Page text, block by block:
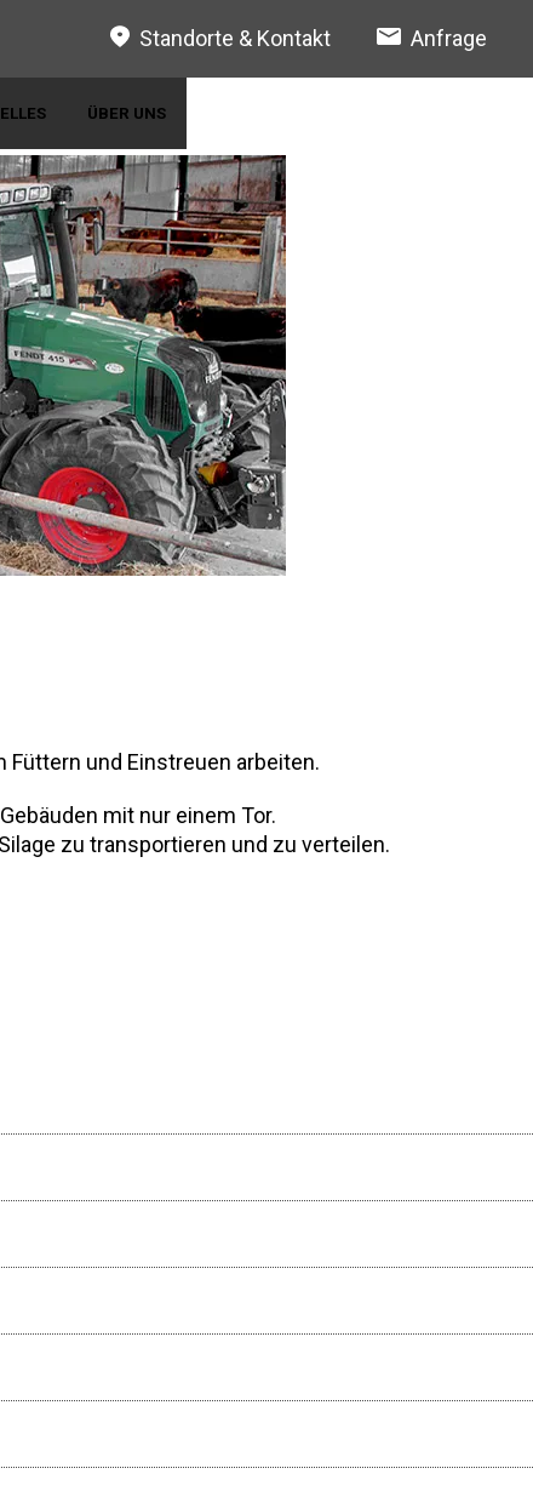
Standorte & Kontakt Anfrage
ÜBER UNS
und Einstreuen arbeiten.
mit nur einem Tor.
zu transportieren und zu verteilen.